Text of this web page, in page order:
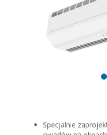
Specjalnie